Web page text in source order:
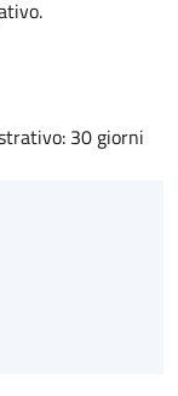
30 giorni